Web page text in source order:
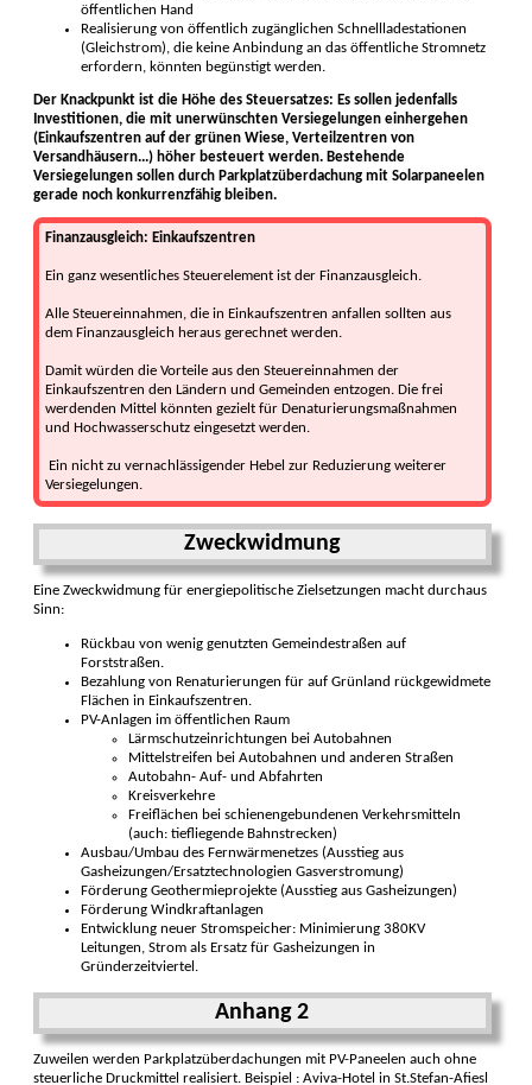
öffentlichen Hand
Realisierung von öffentlich zugänglichen Schnellladestationen
(Gleichstrom), die keine Anbindung an das öffentliche Stromnetz
erfordern, könnten begünstigt werden.
Der Knackpunkt ist die Höhe des Steuersatzes: Es sollen jedenfalls
Investitionen, die mit unerwünschten Versiegelungen einhergehen
(Einkaufszentren auf der grünen Wiese, Verteilzentren von
Versandhäusern...) höher besteuert werden. Bestehende
Versiegelungen sollen durch Parkplatzüberdachung mit Solarpaneelen
gerade noch konkurrenzfähig bleiben.
Finanzausgleich: Einkaufszentren
Ein ganz wesentliches Steuerelement ist der Finanzausgleich.
Alle Steuereinnahmen, die in Einkaufszentren anfallen sollten aus
dem Finanzausgleich heraus gerechnet werden.
Damit würden die Vorteile aus den Steuereinnahmen der
Einkaufszentren den Ländern und Gemeinden entzogen. Die frei
werdenden Mittel könnten gezielt für Denaturierungsmaßnahmen
und Hochwasserschutz eingesetzt werden.
­ Ein nicht zu vernachlässigender Hebel zur Reduzierung weiterer
Versiegelungen.
Zweckwidmung
Eine Zweckwidmung für energiepolitische Zielsetzungen macht durchaus
Sinn:
Rückbau von wenig genutzten Gemeindestraßen auf
Forststraßen.
Bezahlung von Renaturierungen für auf Grünland rückgewidmete
Flächen in Einkaufszentren.
PV-Anlagen im öffentlichen Raum
Lärmschutzeinrichtungen bei Autobahnen
Mittelstreifen bei Autobahnen und anderen Straßen
Autobahn- Auf- und Abfahrten
Kreisverkehre
Freiflächen bei schienengebundenen Verkehrsmitteln
(auch: tiefliegende Bahnstrecken)
Ausbau/Umbau des Fernwärmenetzes (Ausstieg aus
Gasheizungen/Ersatztechnologien Gasverstromung)
Förderung Geothermieprojekte (Ausstieg aus Gasheizungen)
Förderung Windkraftanlagen
Entwicklung neuer Stromspeicher: Minimierung 380KV
Leitungen, Strom als Ersatz für Gasheizungen in
Gründerzeitviertel.
Anhang 2
Zuweilen werden Parkplatzüberdachungen mit PV-Paneelen auch ohne
steuerliche Druckmittel realisiert. Beispiel : Aviva-Hotel in St.Stefan-Afiesl